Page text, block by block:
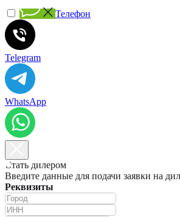
Телефон
Telegram
WhatsApp
Стать дилером
Введите данные для подачи заявки на
Реквизиты